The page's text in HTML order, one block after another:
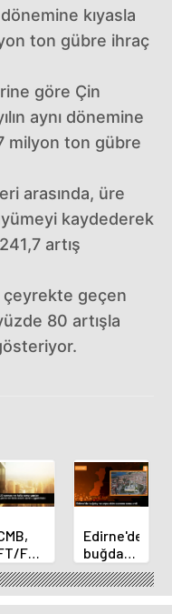
kıyasla
ton gübre ihraç
göre Çin
aynı dönemine
milyon ton gübre
arasında, üre
kaydederek
artış
çeyrekte geçen
80 artışla
FAST
Edirne'de
buğday
ve arpa
ekim
sezonu